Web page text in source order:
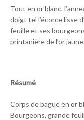
Tout en or blanc,
doigt tel l’écorce lisse
feuille et ses
printanière de l’or jaune.
Résumé
Corps de bague en or
Bourgeons, grande